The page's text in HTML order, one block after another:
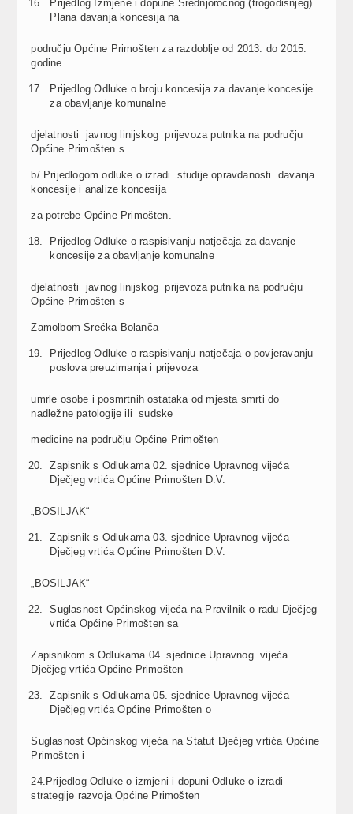
Prijedlog Izmjene i dopune Srednjoročnog (trogodišnjeg)
Plana davanja koncesija na
području Općine Primošten za razdoblje od 2013. do 2015.
godine
Prijedlog Odluke o broju koncesija za davanje koncesije
za obavljanje komunalne
djelatnosti javnog linijskog prijevoza putnika na području
Općine Primošten s
b/ Prijedlogom odluke o izradi studije opravdanosti davanja
koncesije i analize koncesija
za potrebe Općine Primošten.
Prijedlog Odluke o raspisivanju natječaja za davanje
koncesije za obavljanje komunalne
djelatnosti javnog linijskog prijevoza putnika na području
Općine Primošten s
Zamolbom Srećka Bolanča
Prijedlog Odluke o raspisivanju natječaja o povjeravanju
poslova preuzimanja i prijevoza
umrle osobe i posmrtnih ostataka od mjesta smrti do
nadležne patologije ili sudske
medicine na području Općine Primošten
Zapisnik s Odlukama 02. sjednice Upravnog vijeća
Dječjeg vrtića Općine Primošten D.V.
„BOSILJAK“
Zapisnik s Odlukama 03. sjednice Upravnog vijeća
Dječjeg vrtića Općine Primošten D.V.
„BOSILJAK“
Suglasnost Općinskog vijeća na Pravilnik o radu Dječjeg
vrtića Općine Primošten sa
Zapisnikom s Odlukama 04. sjednice Upravnog vijeća
Dječjeg vrtića Općine Primošten
Zapisnik s Odlukama 05. sjednice Upravnog vijeća
Dječjeg vrtića Općine Primošten o
Suglasnost Općinskog vijeća na Statut Dječjeg vrtića Općine
Primošten i
24.Prijedlog Odluke o izmjeni i dopuni Odluke o izradi
strategije razvoja Općine Primošten